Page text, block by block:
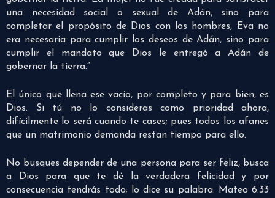
una necesidad social o sexual de Adán, sino para
completar el propósito de Dios con los hombres, Eva no
era necesaria para cumplir los deseos de Adán, sino para
cumplir el mandato que Dios le entregó a Adán de
gobernar la tierra.”
El único que llena ese vacío, por completo y para bien, es
Dios. Si tú no lo consideras como prioridad ahora,
difícilmente lo será cuando te cases; pues todos los afanes
que un matrimonio demanda restan tiempo para ello.
No busques depender de una persona para ser feliz, busca
a Dios para que te dé la verdadera felicidad y por
consecuencia tendrás todo; lo dice su palabra: Mateo 6:33